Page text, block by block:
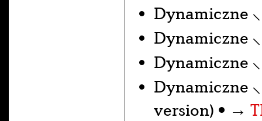
Dynamiczne
Dynamiczne
Dynamiczne
Dynamiczne
version) • →